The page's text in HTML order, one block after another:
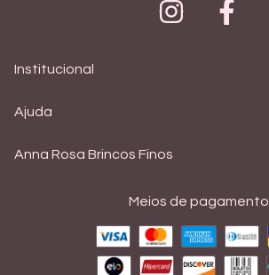
Institucional
Ajuda
Anna Rosa Brincos Finos
Meios de pagamento